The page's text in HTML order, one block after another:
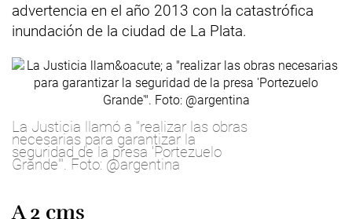
advertencia en el año 2013 con la catastrófica
inundación de la ciudad de La Plata.
La Justicia llamó a "realizar las obras
necesarias para garantizar la
seguridad de la presa 'Portezuelo
Grande'". Foto: @argentina
A 2 cms